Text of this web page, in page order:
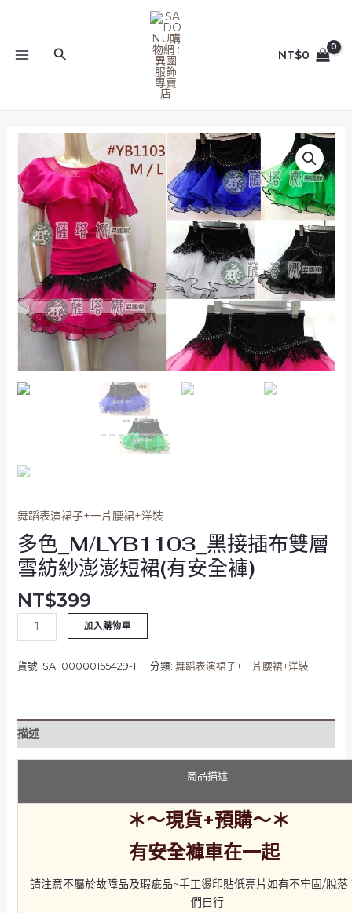
搜
NT$0
舞蹈表演裙子+一片腰裙+洋裝
多色_M/LYB1103_黑接插布雙層
雪紡紗澎澎短裙(有安全褲)
NT$399
_M/LYB1103_
黑
布
雪
澎
短
全
量
加入購物車
貨號: SA_00000155429-1 分類: 舞蹈表演裙子+一片腰裙+洋裝
描述
商品描述
＊～現貨+預購～＊
有安全褲車在一起
請注意不屬於故障品及瑕疵品~手工燙印貼低亮片如有不牢固/脫落
們自行